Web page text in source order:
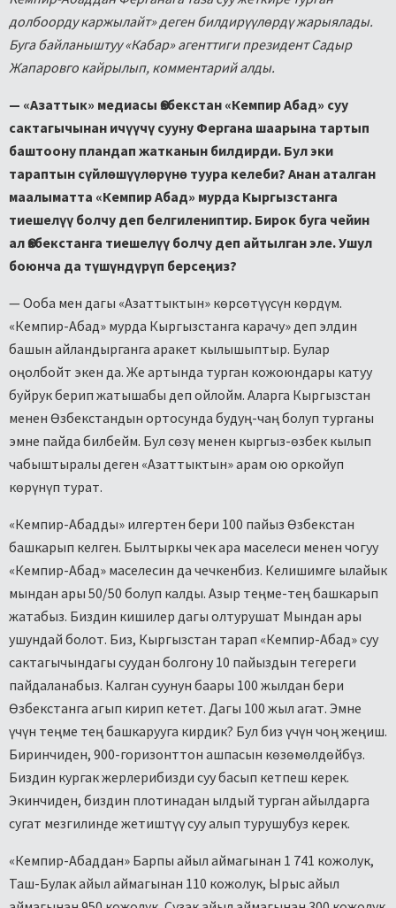
долбоорду каржылайт» деген билдирүүлөрдү жарыялады.
Буга байланыштуу «Кабар» агенттиги президент Садыр
Жапаровго кайрылып, комментарий алды.
— «Азаттык» медиасы Өзбекстан «Кемпир Абад» суу
сактагычынан ичүүчү сууну Фергана шаарына тартып
баштоону пландап жатканын билдирди. Бул эки
тараптын сүйлөшүүлөрүнө туура келеби? Анан аталган
маалыматта «Кемпир Абад» мурда Кыргызстанга
тиешелүү болчу деп белгилениптир. Бирок буга чейин
ал Өзбекстанга тиешелүү болчу деп айтылган эле. Ушул
боюнча да түшүндүрүп берсеңиз?
— Ооба мен дагы «Азаттыктын» көрсөтүүсүн көрдүм.
«Кемпир-Абад» мурда Кыргызстанга карачу» деп элдин
башын айландырганга аракет кылышыптыр. Булар
оңолбойт экен да. Же артында турган кожоюндары катуу
буйрук берип жатышабы деп ойлойм. Аларга Кыргызстан
менен Өзбекстандын ортосунда будуң-чаң болуп турганы
эмне пайда билбейм. Бул сөзү менен кыргыз-өзбек кылып
чабыштыралы деген «Азаттыктын» арам ою оркойуп
көрүнүп турат.
«Кемпир-Абадды» илгертен бери 100 пайыз Өзбекстан
башкарып келген. Былтыркы чек ара маселеси менен чогуу
«Кемпир-Абад» маселесин да чечкенбиз. Келишимге ылайык
мындан ары 50/50 болуп калды. Азыр теңме-тең башкарып
жатабыз. Биздин кишилер дагы олтурушат Мындан ары
ушундай болот. Биз, Кыргызстан тарап «Кемпир-Абад» суу
сактагычындагы суудан болгону 10 пайыздын тегереги
пайдаланабыз. Калган суунун баары 100 жылдан бери
Өзбекстанга агып кирип кетет. Дагы 100 жыл агат. Эмне
үчүн теңме тең башкарууга кирдик? Бул биз үчүн чоң жеңиш.
Биринчиден, 900-горизонттон ашпасын көзөмөлдөйбүз.
Биздин кургак жерлерибизди суу басып кетпеш керек.
Экинчиден, биздин плотинадан ылдый турган айылдарга
сугат мезгилинде жетиштүү суу алып турушубуз керек.
«Кемпир-Абаддан» Барпы айыл аймагынан 1 741 кожолук,
Таш-Булак айыл аймагынан 110 кожолук, Ырыс айыл